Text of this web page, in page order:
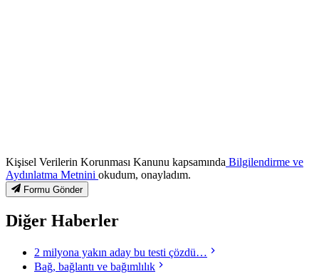
Kişisel Verilerin Korunması Kanunu kapsamında Bilgilendirme ve
Aydınlatma Metnini okudum, onayladım.
Formu Gönder
Diğer Haberler
2 milyona yakın aday bu testi çözdü…
Bağ, bağlantı ve bağımlılık